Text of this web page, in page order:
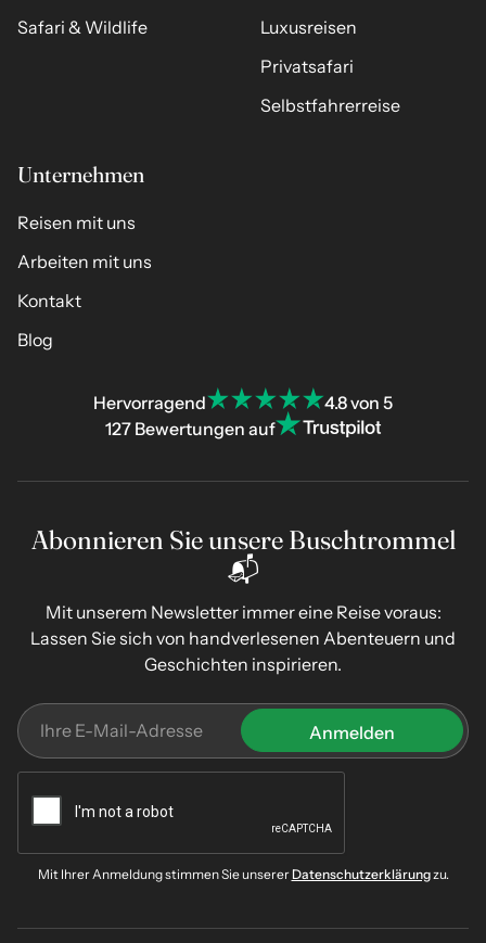
Safari & Wildlife
Luxusreisen
Privatsafari
Selbstfahrerreise
Unternehmen
Reisen mit uns
Arbeiten mit uns
Kontakt
Blog
Hervorragend
4.8 von 5
127 Bewertungen auf
Abonnieren Sie unsere Buschtrommel
📬
Mit unserem Newsletter immer eine Reise voraus:
Lassen Sie sich von handverlesenen Abenteuern und
Geschichten inspirieren.
Mit Ihrer Anmeldung stimmen Sie unsererDatenschutzerklärungzu.